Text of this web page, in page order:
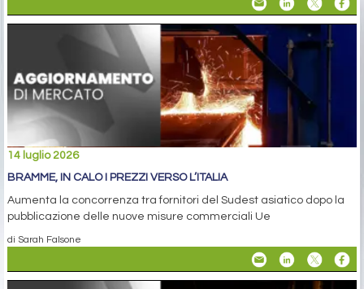
14 luglio 2026
BRAMME, IN CALO I PREZZI VERSO L’ITALIA
Aumenta la concorrenza tra fornitori del Sudest asiatico dopo la
pubblicazione delle nuove misure commerciali Ue
di Sarah Falsone